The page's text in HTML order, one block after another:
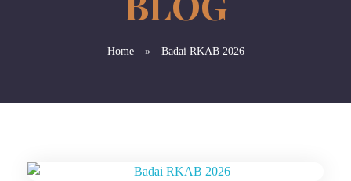
Home » Badai RKAB 2026